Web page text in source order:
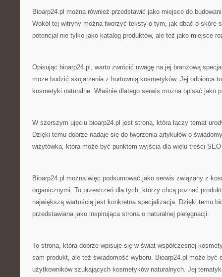
Bioarp24.pl można również przedstawić jako miejsce do
Wokół tej witryny można tworzyć teksty o tym, jak dbać o skórę
potencjał nie tylko jako katalog produktów, ale też jako miejsce
Opisując bioarp24.pl, warto zwrócić uwagę na jej branżową
może budzić skojarzenia z hurtownią kosmetyków. Jej odbiorca
kosmetyki naturalne. Właśnie dlatego serwis można opisać jako
W szerszym ujęciu bioarp24.pl jest stroną, która łączy temat
Dzięki temu dobrze nadaje się do tworzenia artykułów o
wizytówka, która może być punktem wyjścia dla wielu treści
Bioarp24.pl można więc podsumować jako serwis związany z
organicznymi. To przestrzeń dla tych, którzy chcą poznać
największą wartością jest konkretna specjalizacja. Dzięki temu
przedstawiana jako inspirująca strona o naturalnej pielęgnacji.
To strona, która dobrze wpisuje się w świat współczesnej
sam produkt, ale też świadomość wyboru. Bioarp24.pl może być
użytkowników szukających kosmetyków naturalnych. Jej